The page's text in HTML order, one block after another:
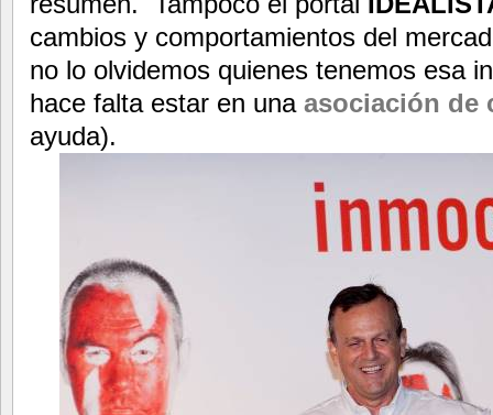
cambios y comportamientos del
no lo olvidemos quienes tenemos esa
hace falta estar en una asociación de
ayuda).